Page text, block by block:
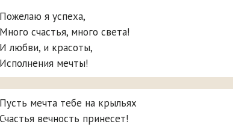
Пожелаю я успеха,
Много счастья, много света!
И любви, и красоты,
Исполнения мечты!
Пусть мечта тебе на крыльях
Счастья вечность принесет!